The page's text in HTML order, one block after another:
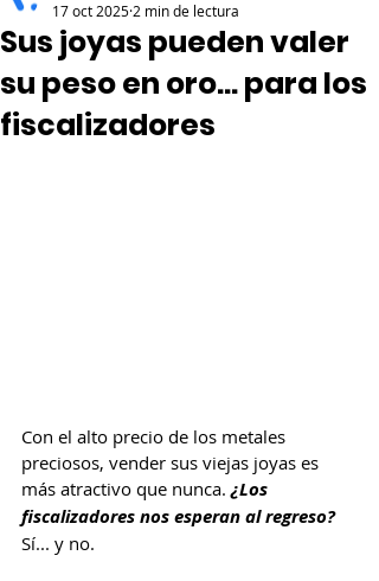
Sus joyas pueden valer
su peso en oro... para los
fiscalizadores
17 oct 2025 2 min de lectura
Con el alto precio de los metales
preciosos, vender sus viejas joyas es
más atractivo que nunca. ¿Los
fiscalizadores nos esperan al regreso?
Sí... y no.